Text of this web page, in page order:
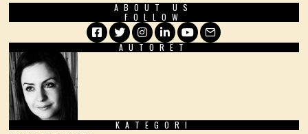
ABOUT US
FOLLOW
Facebook
TwitterInstagram
LinkedIn
YouTube
Email
AUTORËT
KATEGORI